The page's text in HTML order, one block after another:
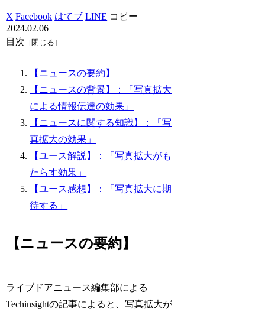
X Facebook はてブ LINE コピー
2024.02.06
目次
【ニュースの要約】
【ニュースの背景】：「写真拡大
による情報伝達の効果」
【ニュースに関する知識】：「写
真拡大の効果」
【ユース解説】：「写真拡大がも
たらす効果」
【ユース感想】：「写真拡大に期
待する」
【ニュースの要約】
ライブドアニュース編集部による
Techinsightの記事によると、写真拡大が